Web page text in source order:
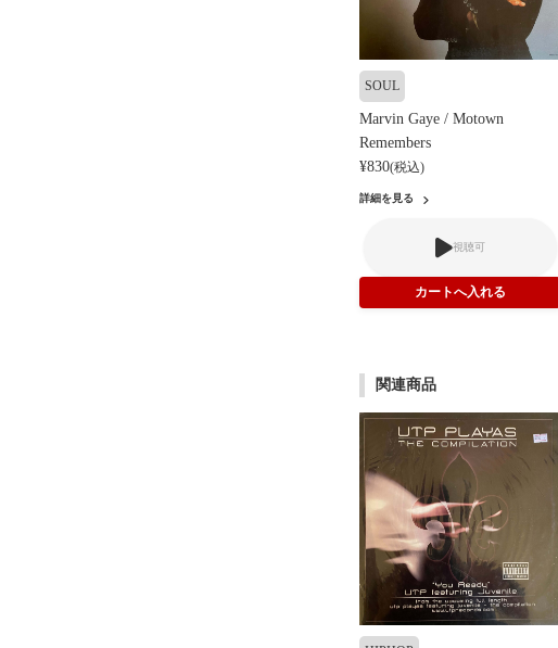
SOUL
Marvin Gaye / Motown
Remembers
¥830(税込)
詳細を見る
視聴可
関連商品